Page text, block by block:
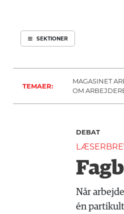
SEKTIONER
ARBEJDEREN
MENER
UDLAND
LÆSER
LÆSER
NAVNE
SOUNDCLOUD
ABONNER
LOG IND
OM
SEKTIONER
TEMAER:
MAGASINET
OM
DEBAT
Når
én